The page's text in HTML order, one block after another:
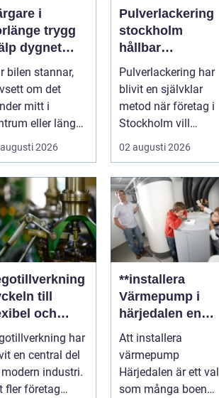
i
trygg
dygnet
på vägarna
bilen stannar,
om det
mitt i
eller längs
mörk landsväg,
allt p...
2026
Pulverlackering
stockholm
hållbar
ytbehandling för
industri och
design
Pulverlackering har
blivit en självklar
metod när företag i
Stockholm vill
kombinera
slitstyrka, est...
02 augusti 2026
till
och
har
en central del
industri.
fler företag
**installera
Värmepump i
härjedalen en
hållbar
framtidslösning*
*
Att installera
värmepump
Härjedalen är ett val
som många boende